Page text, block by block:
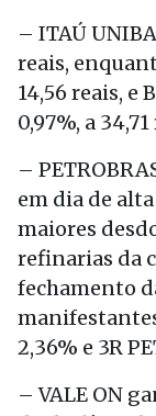
– ITAÚ
reais,
14,56 reais, e
0,97%, a
–
em dia de
maiores
refinarias da
fechamento
2,36% e 3R
– VALE ON